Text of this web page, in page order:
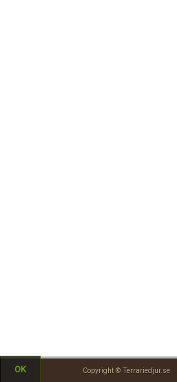
Copyright © Terrariedjur.se
OK